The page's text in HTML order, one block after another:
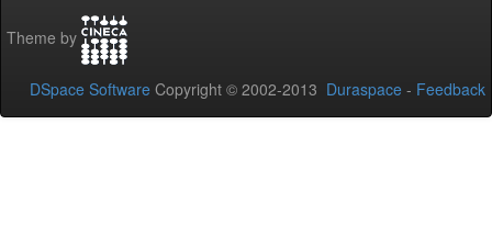
Theme by
DSpace Software Copyright © 2002-2013 Duraspace - Feedback